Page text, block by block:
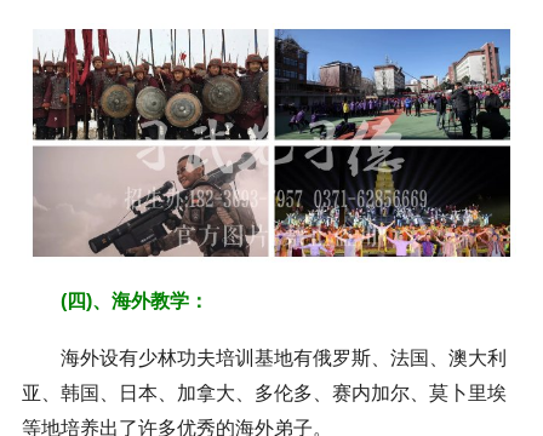
(四)、海外教学：
海外设有少林功夫培训基地有俄罗斯、法国、澳大利
亚、韩国、日本、加拿大、多伦多、赛内加尔、莫卜里埃
等地培养出了许多优秀的海外弟子。